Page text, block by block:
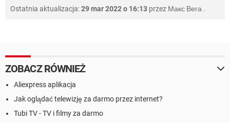
Ostatnia aktualizacja:29 mar 2022 o 16:13 przez Макс Вега .
ZOBACZ RÓWNIEŻ
Aliexpress aplikacja
Jak oglądać telewizję za darmo przez internet?
Tubi TV - TV i filmy za darmo